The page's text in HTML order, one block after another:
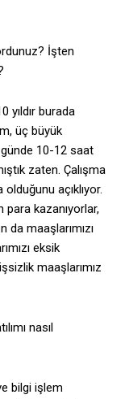
İşten
yıldır burada
üç büyük
10-12 saat
zaten. Çalışma
açıklıyor.
kazanıyorlar,
da maaşlarımızı
eksik
maaşlarımız
nasıl
bilgi işlem